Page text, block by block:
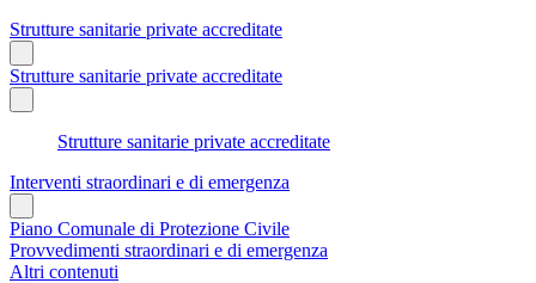
Strutture sanitarie private accreditate
Strutture sanitarie private accreditate
Strutture sanitarie private accreditate
Interventi straordinari e di emergenza
Piano Comunale di Protezione Civile
Provvedimenti straordinari e di emergenza
Altri contenuti